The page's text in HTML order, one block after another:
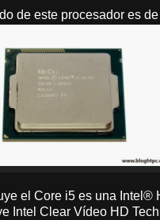
de este procesador es
el Core i5 es una Intel®
Intel Clear Vídeo HD